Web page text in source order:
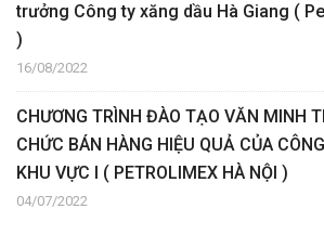
trưởng Công ty xăng dầu Hà Giang (
)
16/08/2022
CHƯƠNG TRÌNH ĐÀO TẠO VĂN MINH
CHỨC BÁN HÀNG HIỆU QUẢ CỦA
KHU VỰC I ( PETROLIMEX HÀ NỘI )
04/07/2022